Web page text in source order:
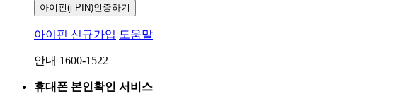
아이핀(i-PIN)인증하기
아이핀 신규가입 도움말
안내 1600-1522
휴대폰 본인확인 서비스